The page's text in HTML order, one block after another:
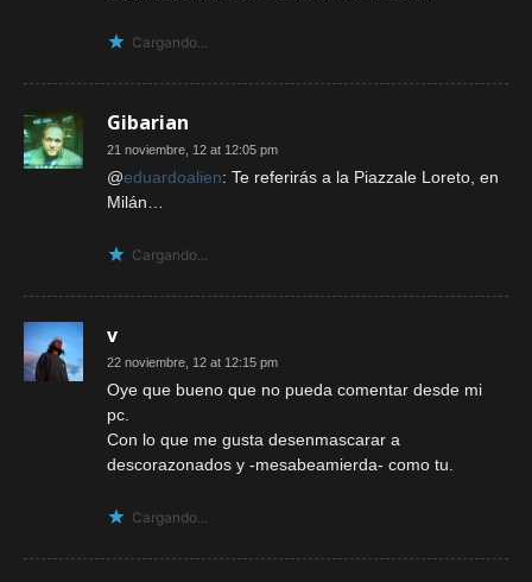
Cargando...
Gibarian
21 noviembre, 12 at 12:05 pm
@eduardoalien: Te referirás a la Piazzale Loreto, en
Milán…
Cargando...
v
22 noviembre, 12 at 12:15 pm
Oye que bueno que no pueda comentar desde mi
pc.
Con lo que me gusta desenmascarar a
descorazonados y -mesabeamierda- como tu.
Cargando...